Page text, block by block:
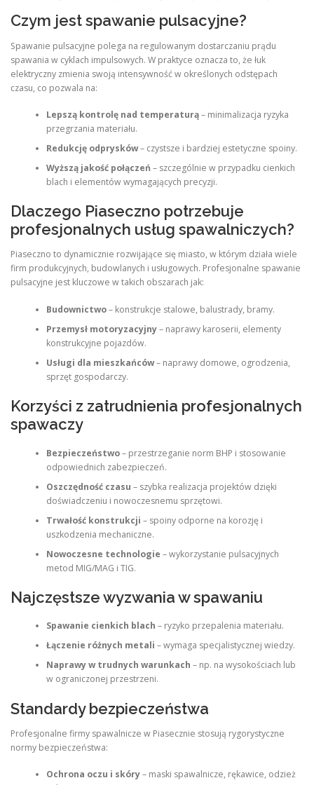
Czym jest spawanie pulsacyjne?
Spawanie pulsacyjne polega na regulowanym dostarczaniu prądu
spawania w cyklach impulsowych. W praktyce oznacza to, że łuk
elektryczny zmienia swoją intensywność w określonych odstępach
czasu, co pozwala na:
Lepszą kontrolę nad temperaturą– minimalizacja ryzyka
przegrzania materiału.
Redukcję odprysków– czystsze i bardziej estetyczne spoiny.
Wyższą jakość połączeń – szczególnie w przypadku cienkich
blach i elementów wymagających precyzji.
Dlaczego Piaseczno potrzebuje
profesjonalnych usług spawalniczych?
Piaseczno to dynamicznie rozwijające się miasto, w którym działa wiele
firm produkcyjnych, budowlanych i usługowych. Profesjonalne spawanie
pulsacyjne jest kluczowe w takich obszarach jak:
Budownictwo– konstrukcje stalowe, balustrady, bramy.
Przemysł motoryzacyjny– naprawy karoserii, elementy
konstrukcyjne pojazdów.
Usługi dla mieszkańców– naprawy domowe, ogrodzenia,
sprzęt gospodarczy.
Korzyści z zatrudnienia profesjonalnych
spawaczy
Bezpieczeństwo– przestrzeganie norm BHP i stosowanie
odpowiednich zabezpieczeń.
Oszczędność czasu – szybka realizacja projektów dzięki
doświadczeniu i nowoczesnemu sprzętowi.
Trwałość konstrukcji – spoiny odporne na korozję i
uszkodzenia mechaniczne.
Nowoczesne technologie – wykorzystanie pulsacyjnych
metod MIG/MAG i TIG.
Najczęstsze wyzwania w spawaniu
Spawanie cienkich blach – ryzyko przepalenia materiału.
Łączenie różnych metali – wymaga specjalistycznej wiedzy.
Naprawy w trudnych warunkach – np. na wysokościach lub
w ograniczonej przestrzeni.
Standardy bezpieczeństwa
Profesjonalne firmy spawalnicze w Piasecznie stosują rygorystyczne
normy bezpieczeństwa:
Ochrona oczu i skóry– maski spawalnicze, rękawice, odzież